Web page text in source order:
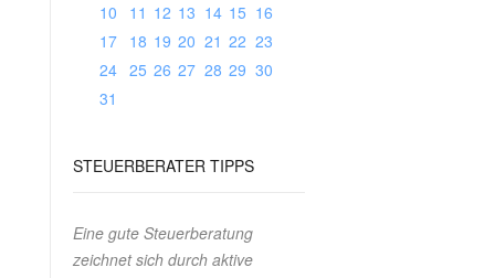
10
11 12 13 14 15 16
17
18 19 20 21 22 23
24 25 26 27 28 29 30
31
STEUERBERATER TIPPS
Eine gute Steuerberatung
zeichnet sich durch aktive